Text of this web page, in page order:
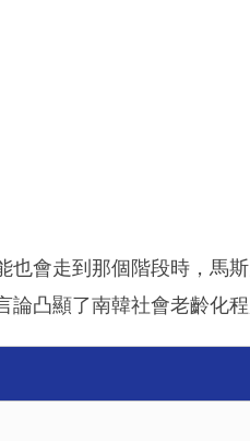
也會走到那個階段時，馬
論凸顯了南韓社會老齡化